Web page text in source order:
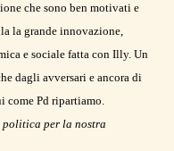
che sono ben motivati e
la grande innovazione,
e sociale fatta con Illy. Un
dagli avversari e ancora di
come Pd ripartiamo.
per la nostra